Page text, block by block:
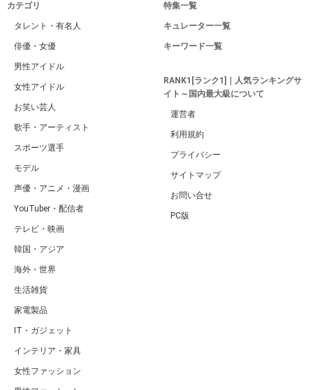
カテゴリ
タレント・有名人
俳優・女優
男性アイドル
女性アイドル
お笑い芸人
歌手・アーティスト
スポーツ選手
モデル
声優・アニメ・漫画
YouTuber・配信者
テレビ・映画
韓国・アジア
海外・世界
生活雑貨
家電製品
IT・ガジェット
インテリア・家具
女性ファッション
特集一覧
キュレーター一覧
キーワード一覧
RANK1[ランク1]｜人気ランキングサ
イト～国内最大級について
運営者
利用規約
プライバシー
サイトマップ
お問い合せ
PC版